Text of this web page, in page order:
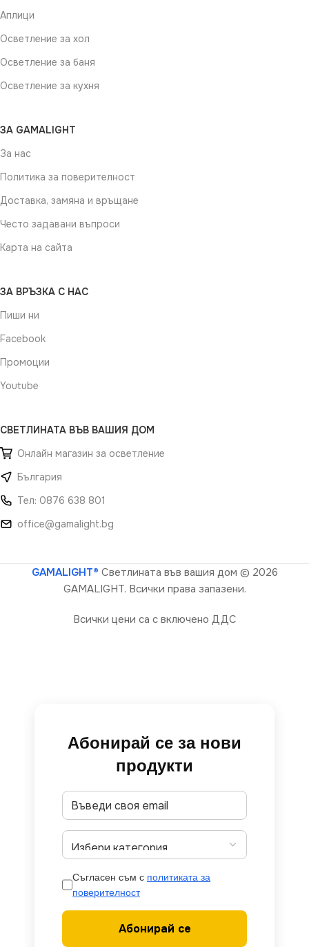
Аплици
Осветление за хол
Осветление за баня
Осветление за кухня
ЗА GAMALIGHT
За нас
Политика за поверителност
Доставка, замяна и връщане
Често задавани въпроси
Карта на сайта
ЗА ВРЪЗКА С НАС
Пиши ни
Facebook
Промоции
Youtube
СВЕТЛИНАТА ВЪВ ВАШИЯ ДОМ
Онлайн магазин за осветление
България
Тел: 0876 638 801
office@gamalight.bg
GAMALIGHT® Светлината във вашия дом © 2026
GAMALIGHT. Всички права запазени.
Всички цени са с включено ДДС
Абонирай се за нови
продукти
Съгласен съм с политиката за
поверителност
Абонирай се